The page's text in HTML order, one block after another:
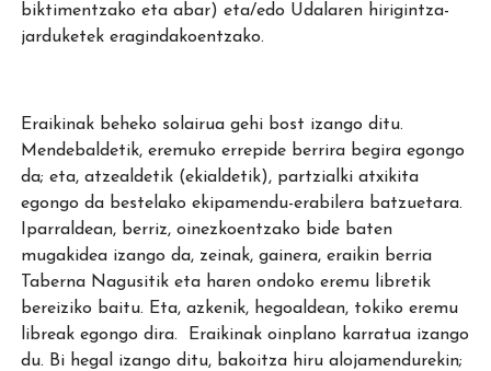
biktimentzako eta abar) eta/edo Udalaren hirigintza-
jarduketek eragindakoentzako.
Eraikinak beheko solairua gehi bost izango ditu.
Mendebaldetik, eremuko errepide berrira begira egongo
da; eta, atzealdetik (ekialdetik), partzialki atxikita
egongo da bestelako ekipamendu-erabilera batzuetara.
Iparraldean, berriz, oinezkoentzako bide baten
mugakidea izango da, zeinak, gainera, eraikin berria
Taberna Nagusitik eta haren ondoko eremu libretik
bereiziko baitu. Eta, azkenik, hegoaldean, tokiko eremu
libreak egongo dira. Eraikinak oinplano karratua izango
du. Bi hegal izango ditu, bakoitza hiru alojamendurekin;